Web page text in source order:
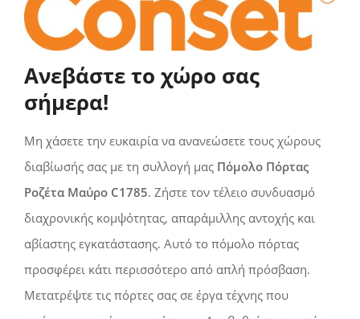
Ανεβάστε το χώρο σας
σήμερα!
Μη χάσετε την ευκαιρία να ανανεώσετε τους χώρους
διαβίωσής σας με τη συλλογή μας Πόμολο Πόρτας
Ροζέτα Μαύρο C1785. Ζήστε τον τέλειο συνδυασμό
διαχρονικής κομψότητας, απαράμιλλης αντοχής και
αβίαστης εγκατάστασης. Αυτό το πόμολο πόρτας
προσφέρει κάτι περισσότερο από απλή πρόσβαση.
Μετατρέψτε τις πόρτες σας σε έργα τέχνης που